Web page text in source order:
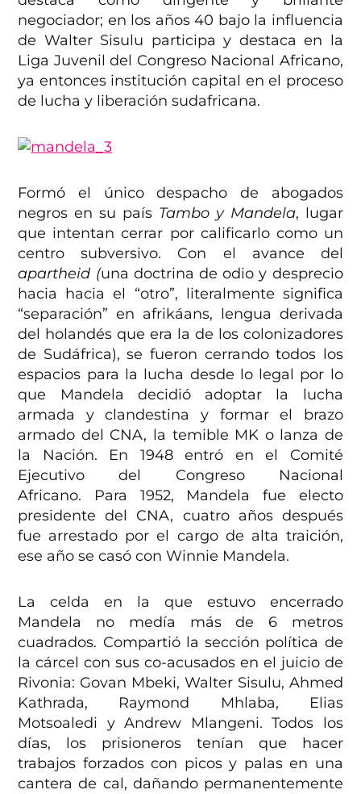
negociador; en los años 40 bajo la influencia
de Walter Sisulu participa y destaca en la
Liga Juvenil del Congreso Nacional Africano,
ya entonces institución capital en el proceso
de lucha y liberación sudafricana.
Formó el único despacho de abogados
negros en su país Tambo y Mandela, lugar
que intentan cerrar por calificarlo como un
centro subversivo. Con el avance del
apartheid (una doctrina de odio y desprecio
hacia hacia el “otro”, literalmente significa
“separación” en afrikáans, lengua derivada
del holandés que era la de los colonizadores
de Sudáfrica), se fueron cerrando todos los
espacios para la lucha desde lo legal por lo
que Mandela decidió adoptar la lucha
armada y clandestina y formar el brazo
armado del CNA, la temible MK o lanza de
la Nación. En 1948 entró en el Comité
Ejecutivo del Congreso Nacional
Africano. Para 1952, Mandela fue electo
presidente del CNA, cuatro años después
fue arrestado por el cargo de alta traición,
ese año se casó con Winnie Mandela.
La celda en la que estuvo encerrado
Mandela no medía más de 6 metros
cuadrados. Compartió la sección política de
la cárcel con sus co-acusados en el juicio de
Rivonia: Govan Mbeki, Walter Sisulu, Ahmed
Kathrada, Raymond Mhlaba, Elias
Motsoaledi y Andrew Mlangeni. Todos los
días, los prisioneros tenían que hacer
trabajos forzados con picos y palas en una
cantera de cal, dañando permanentemente